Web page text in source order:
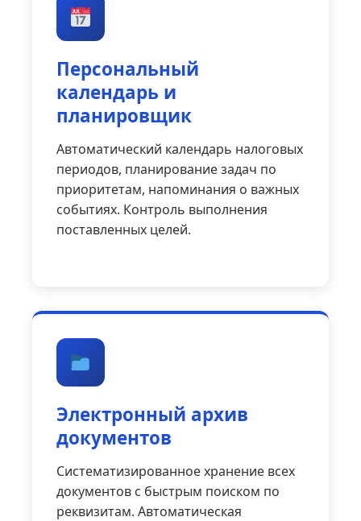
Персональный
календарь и
планировщик
Автоматический календарь налоговых
периодов, планирование задач по
приоритетам, напоминания о важных
событиях. Контроль выполнения
поставленных целей.
Электронный архив
документов
Систематизированное хранение всех
документов с быстрым поиском по
реквизитам. Автоматическая